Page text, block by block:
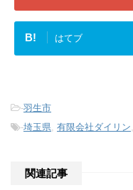
B! はてブ
-羽生市
-埼玉県 有限会社ダイリン
関連記事